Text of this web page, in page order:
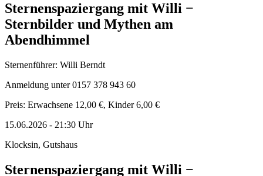
Sternenspaziergang mit Willi −
Sternbilder und Mythen am
Abendhimmel
Sternenführer: Willi Berndt
Anmeldung unter 0157 378 943 60
Preis: Erwachsene 12,00 €, Kinder 6,00 €
15.06.2026 - 21:30 Uhr
Klocksin, Gutshaus
Sternenspaziergang mit Willi −